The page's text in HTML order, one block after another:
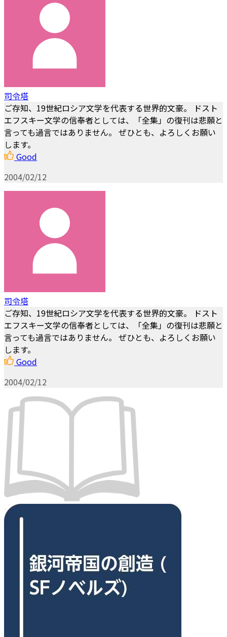
司令塔
ご存知、19世紀ロシア文学を代表する世界的文豪。 ドスト
エフスキー文学の信奉者としては、「全集」の復刊は悲願と
言っても過言ではありません。 ぜひとも、よろしくお願い
します。
Good
2004/02/12
司令塔
ご存知、19世紀ロシア文学を代表する世界的文豪。 ドスト
エフスキー文学の信奉者としては、「全集」の復刊は悲願と
言っても過言ではありません。 ぜひとも、よろしくお願い
します。
Good
2004/02/12